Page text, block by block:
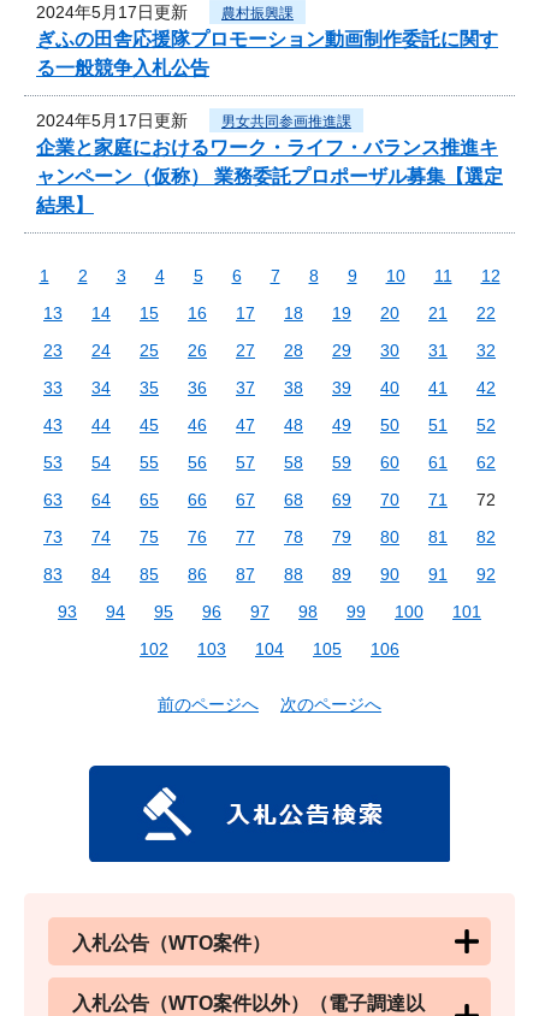
2024年5月17日更新 農村振興課
ぎふの田舎応援隊プロモーション動画制作委託に関す
る一般競争入札公告
2024年5月17日更新 男女共同参画推進課
企業と家庭におけるワーク・ライフ・バランス推進キ
ャンペーン（仮称） 業務委託プロポーザル募集【選定
結果】
1 2 3 4 5 6 7 8 9 10 11
12
13
14 15 16 17 18 19 20 21
22
23
24 25 26 27 28 29 30 31
32
33
34 35 36 37 38 39 40 41
42
43
44 45 46 47 48 49 50 51
52
53
54 55 56 57 58 59 60 61
62
63
64 65 66 67 68 69 70 71
72
73
74 75 76 77 78 79 80 81
82
83
84 85 86 87 88 89 90 91
92
93
94 95 96 97 98 99 100
101
102
103 104 105 106
前のページへ 次のページへ
入札公告（WTO案件）
入札公告（WTO案件以外）（電子調達以